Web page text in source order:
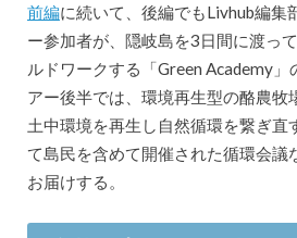
前編に続いて、後編でもLivhub編集
ー参加者が、隠岐島を3日間に渡っ
ルドワークする「Green Academy
アー後半では、環境再生型の酪農牧
土中環境を再生し自然循環を繋ぎ直
て島民を含めて開催された循環会議
お届けする。